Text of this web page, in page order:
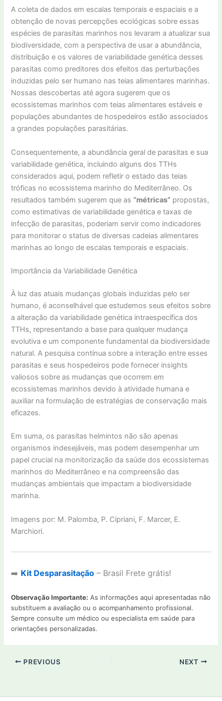
A coleta de dados em escalas temporais e espaciais e a
obtenção de novas percepções ecológicas sobre essas
espécies de parasitas marinhos nos levaram a atualizar sua
biodiversidade, com a perspectiva de usar a abundância,
distribuição e os valores de variabilidade genética desses
parasitas como preditores dos efeitos das perturbações
induzidas pelo ser humano nas teias alimentares marinhas.
Nossas descobertas até agora sugerem que os
ecossistemas marinhos com teias alimentares estáveis e
populações abundantes de hospedeiros estão associados
a grandes populações parasitárias.
Consequentemente, a abundância geral de parasitas e sua
variabilidade genética, incluindo alguns dos TTHs
considerados aqui, podem refletir o estado das teias
tróficas no ecossistema marinho do Mediterrâneo. Os
resultados também sugerem que as “métricas” propostas,
como estimativas de variabilidade genética e taxas de
infecção de parasitas, poderiam servir como indicadores
para monitorar o status de diversas cadeias alimentares
marinhas ao longo de escalas temporais e espaciais.
Importância da Variabilidade Genética
À luz das atuais mudanças globais induzidas pelo ser
humano, é aconselhável que estudemos seus efeitos sobre
a alteração da variabilidade genética intraespecífica dos
TTHs, representando a base para qualquer mudança
evolutiva e um componente fundamental da biodiversidade
natural. A pesquisa contínua sobre a interação entre esses
parasitas e seus hospedeiros pode fornecer insights
valiosos sobre as mudanças que ocorrem em
ecossistemas marinhos devido à atividade humana e
auxiliar na formulação de estratégias de conservação mais
eficazes.
Em suma, os parasitas helmintos não são apenas
organismos indesejáveis, mas podem desempenhar um
papel crucial na monitorização da saúde dos ecossistemas
marinhos do Mediterrâneo e na compreensão das
mudanças ambientais que impactam a biodiversidade
marinha.
Imagens por: M. Palomba, P. Cipriani, F. Marcer, E.
Marchiori.
➡️ Kit Desparasitação – Brasil Frete grátis!
Observação Importante: As informações aqui apresentadas não
substituem a avaliação ou o acompanhamento profissional.
Sempre consulte um médico ou especialista em saúde para
orientações personalizadas.
PREVIOUS NEXT